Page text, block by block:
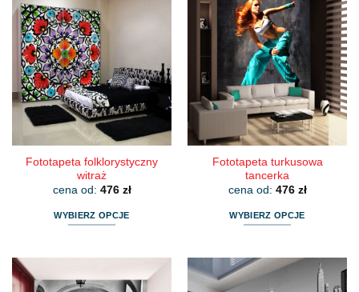
Fototapeta folklorystyczny
witraż
cena od: 476 zł
WYBIERZ OPCJE
wiele
Fototapeta turkusowa
tancerka
cena od: 476 zł
WYBIERZ OPCJE
ma